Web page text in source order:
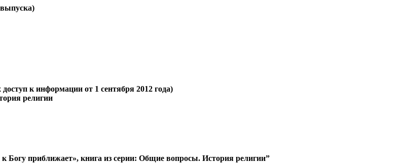
к информации от 1 сентября 2012 года)
религии
приближает», книга из серии: Общие вопросы. История религии”